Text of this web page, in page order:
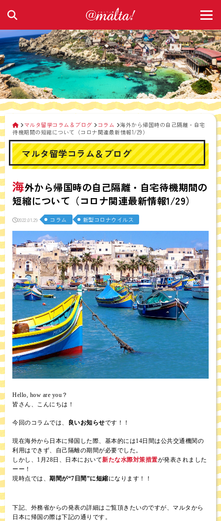
マルタ留学コラム＆ブログ コラム
海外から帰国時の自己隔離・自宅
待機期間の短縮について（コロナ関連最新情報1/29）
マルタ留学コラム＆ブログ
海外から帰国時の自己隔離・自宅待機期間の
短縮について（コロナ関連最新情報1/29）
2022.01.29 コラム 新型コロナウイルス
Hello, how are you？
皆さん、こんにちは！
今回のコラムでは、 良いお知らせです！！
現在海外から日本に帰国した際、基本的には14日間は公共交通機関の
利用はできず、自己隔離の期間が必要でした。
しかし、1月28日、日本において新たな水際対策措置が発表されました
ーー！
現時点では、 期間が“7日間”に短縮になります！！
下記、外務省からの発表の詳細はご覧頂きたいのですが、マルタから
日本に帰国の際は下記の通りです。